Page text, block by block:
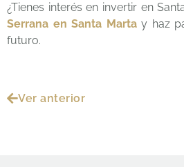
¿Tienes interés en invertir en
Serrana en Santa Martay haz
futuro.
Ver anterior